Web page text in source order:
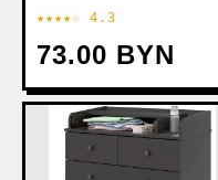
58X71 (ЛИСА БЕЖЕВЫЙ/
ОРАНЖЕВЫЙ)
★★★★☆ 4.3
73.00 BYN